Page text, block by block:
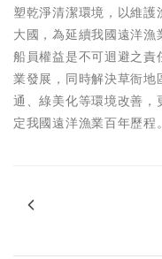
塑乾淨清潔環境，以維
大國，為延續我國遠洋
船員權益是不可迴避之
業發展，同時解決草衙
通、綠美化等環境改善
定我國遠洋漁業百年歷程。